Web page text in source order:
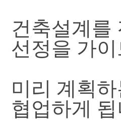
건축설계를
선정을 가
미리 계획
협업하게